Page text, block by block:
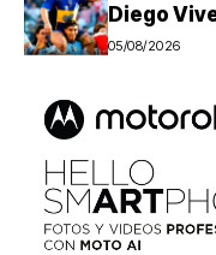
Diego
05/08/2026